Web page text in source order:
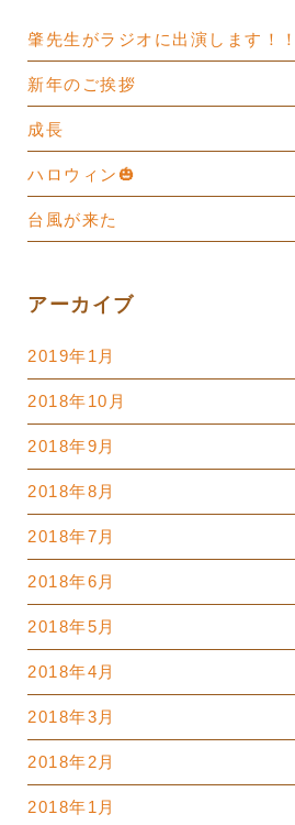
ョ
ン
肇先生がラジオに出演します！！
新年のご挨拶
成長
ハロウィン🎃
台風が来た
アーカイブ
2019年1月
2018年10月
2018年9月
2018年8月
2018年7月
2018年6月
2018年5月
2018年4月
2018年3月
2018年2月
2018年1月